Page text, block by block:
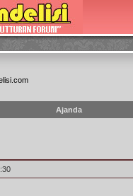
Ajanda